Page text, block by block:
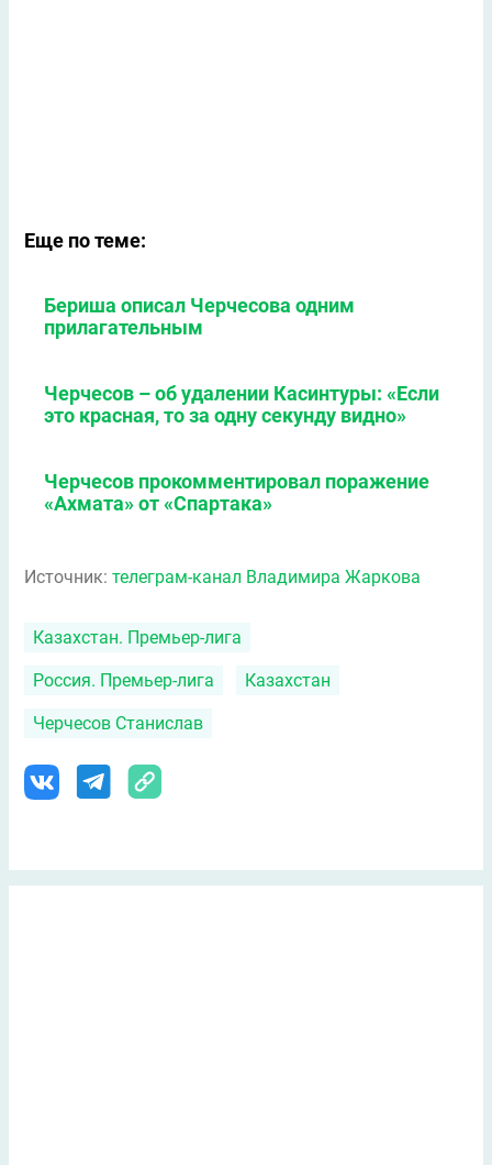
Еще по теме:
Бериша описал Черчесова одним
прилагательным
Черчесов – об удалении Касинтуры: «Если
это красная, то за одну секунду видно»
Черчесов прокомментировал поражение
«Ахмата» от «Спартака»
Источник: телеграм-канал Владимира Жаркова
Казахстан. Премьер-лига
Россия. Премьер-лига Казахстан
Черчесов Станислав